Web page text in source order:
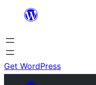
content
Get WordPress